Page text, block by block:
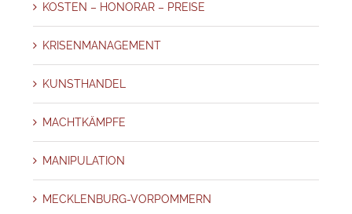
KOSTEN – HONORAR – PREISE
KRISENMANAGEMENT
KUNSTHANDEL
MACHTKÄMPFE
MANIPULATION
MECKLENBURG-VORPOMMERN